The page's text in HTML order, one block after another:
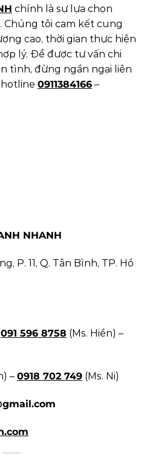
chính là sự lựa chọn
Chúng tôi cam kết cung
cao, thời gian thực hiện
lý. Để được tư vấn chi
tình, đừng ngần ngại liên
0911384166 –
NHANH
P. 11, Q. Tân Bình, TP. Hồ
091 596 8758 (Ms. Hiền) –
– 0918 702 749 (Ms. Ni)